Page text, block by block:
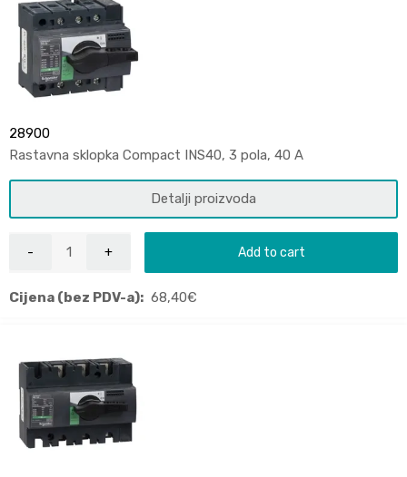
28900
Rastavna sklopka Compact INS40, 3 pola, 40 A
Detalji proizvoda
Add to cart
Cijena (bez PDV-a): 68,40€